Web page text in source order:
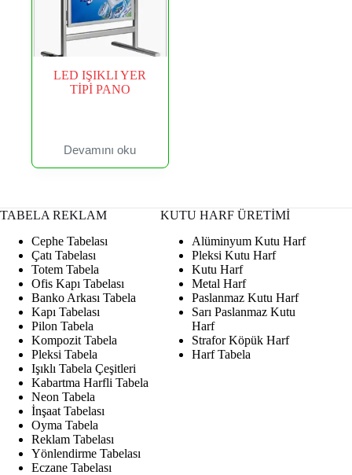
LED IŞIKLI YER
TİPİ PANO
Devamını oku
TABELA REKLAM
Cephe Tabelası
Çatı Tabelası
Totem Tabela
Ofis Kapı Tabelası
Banko Arkası Tabela
Kapı Tabelası
Pilon Tabela
Kompozit Tabela
Pleksi Tabela
Işıklı Tabela Çeşitleri
Kabartma Harfli Tabela
Neon Tabela
İnşaat Tabelası
Oyma Tabela
Reklam Tabelası
Yönlendirme Tabelası
Eczane Tabelası
KUTU HARF ÜRETİMİ
Alüminyum Kutu Harf
Pleksi Kutu Harf
Kutu Harf
Metal Harf
Paslanmaz Kutu Harf
Sarı Paslanmaz Kutu
Harf
Strafor Köpük Harf
Harf Tabela